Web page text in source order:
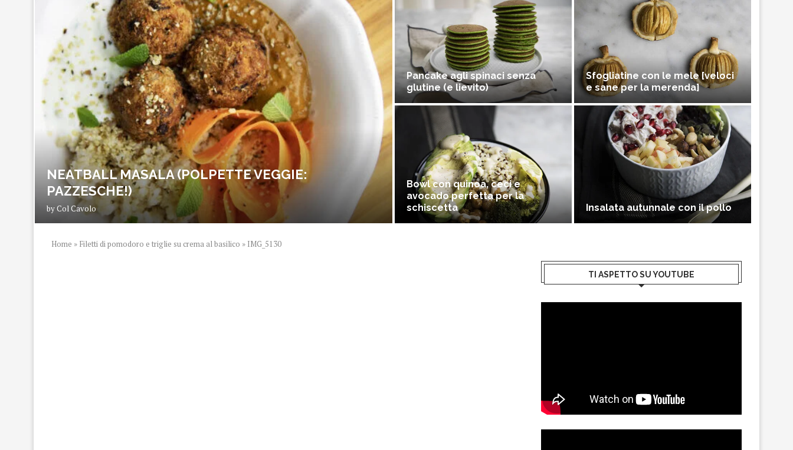
NEATBALL MASALA (POLPETTE VEGGIE:
PAZZESCHE!)
byCol Cavolo
Pancake agli spinaci senza
glutine (e lievito)
Bowl con quinoa, ceci e
avocado perfetta per la
schiscetta
Sfogliatine con le mele [veloci
e sane per la merenda]
Insalata autunnale con il pollo
Home » Filetti di pomodoro e triglie su crema al basilico » IMG_5130
TI ASPETTO SU YOUTUBE